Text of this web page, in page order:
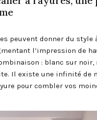
peuvent donner du style
l’impression de
: blanc sur noir,
Il existe une infinité de
pour combler vos